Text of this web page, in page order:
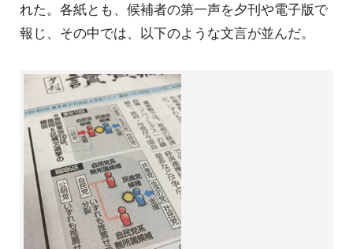
れた。各紙とも、候補者の第一声を夕刊や電子版で
報じ、その中では、以下のような文言が並んだ。